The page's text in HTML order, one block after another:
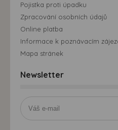
Pojistka proti úpadku
Zpracování osobních údajů
Online platba
Informace k poznávacím
Mapa stránek
Newsletter